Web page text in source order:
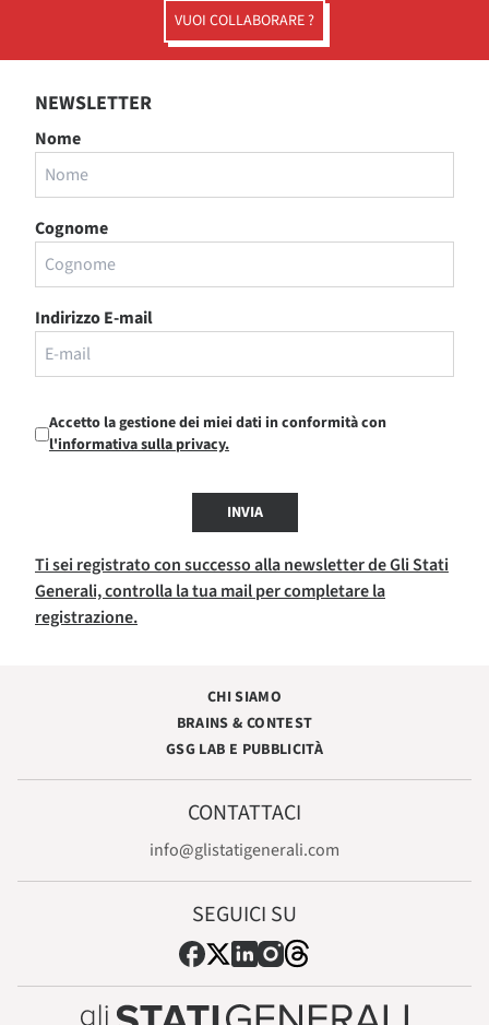
VUOI COLLABORARE ?
NEWSLETTER
Nome
Cognome
Indirizzo E-mail
Accetto la gestione dei miei dati in conformità con
l'informativa sulla privacy.
INVIA
Ti sei registrato con successo alla newsletter de Gli Stati
Generali, controlla la tua mail per completare la
registrazione.
CHI SIAMO
BRAINS & CONTEST
GSG LAB E PUBBLICITÀ
CONTATTACI
info@glistatigenerali.com
SEGUICI SU